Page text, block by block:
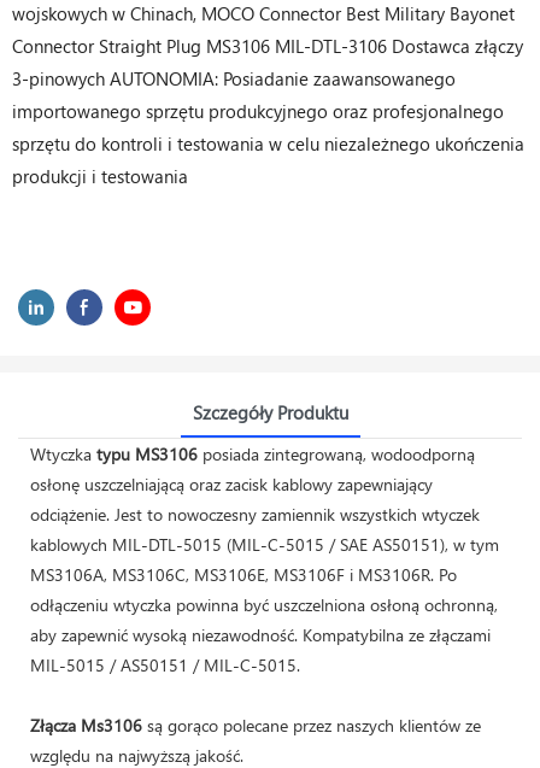
wojskowych w Chinach, MOCO Connector Best Military Bayonet
Connector Straight Plug MS3106 MIL-DTL-3106 Dostawca złączy
3-pinowych AUTONOMIA: Posiadanie zaawansowanego
importowanego sprzętu produkcyjnego oraz profesjonalnego
sprzętu do kontroli i testowania w celu niezależnego ukończenia
produkcji i testowania
Szczegóły Produktu
Wtyczka typu MS3106 posiada zintegrowaną, wodoodporną
osłonę uszczelniającą oraz zacisk kablowy zapewniający
odciążenie. Jest to nowoczesny zamiennik wszystkich wtyczek
kablowych MIL-DTL-5015 (MIL-C-5015 / SAE AS50151), w tym
MS3106A, MS3106C, MS3106E, MS3106F i MS3106R. Po
odłączeniu wtyczka powinna być uszczelniona osłoną ochronną,
aby zapewnić wysoką niezawodność. Kompatybilna ze złączami
MIL-5015 / AS50151 / MIL-C-5015.
Złącza Ms3106 są gorąco polecane przez naszych klientów ze
względu na najwyższą jakość.